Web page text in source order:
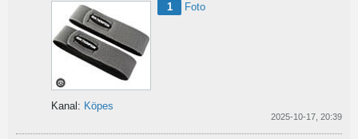
1
Foto
Kanal: Köpes
2025-10-17, 20:39